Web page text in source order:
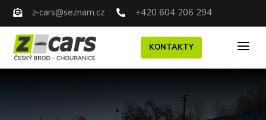
 z-cars@seznam.cz  +420 604 206 294
KONTAKTY a